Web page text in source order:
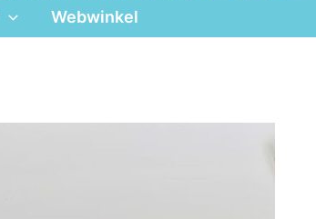
Webwinkel